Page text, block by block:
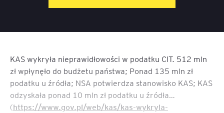
KAS wykryła nieprawidłowości w podatku CIT. 512 mln
zł wpłynęło do budżetu państwa; Ponad 135 mln zł
podatku u źródła; NSA potwierdza stanowisko KAS; KAS
odzyskała ponad 10 mln zł podatku u źródła…
(https://www.gov.pl/web/kas/kas-wykryla-